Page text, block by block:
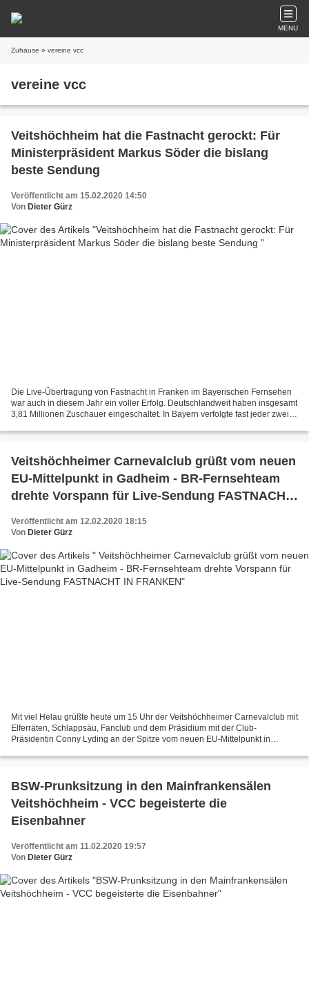
MENU
Zuhause » vereine vcc
vereine vcc
Veitshöchheim hat die Fastnacht gerockt: Für
Ministerpräsident Markus Söder die bislang
beste Sendung
Veröffentlicht am 15.02.2020 14:50
Von Dieter Gürz
Die Live-Übertragung von Fastnacht in Franken im Bayerischen Fernsehen
war auch in diesem Jahr ein voller Erfolg. Deutschlandweit haben insgesamt
3,81 Millionen Zuschauer eingeschaltet. In Bayern verfolgte fast jeder zweite
Veitshöchheimer Carnevalclub grüßt vom neuen
EU-Mittelpunkt in Gadheim - BR-Fernsehteam
drehte Vorspann für Live-Sendung FASTNACHT
Veröffentlicht am 12.02.2020 18:15
Von Dieter Gürz
Mit viel Helau grüßte heute um 15 Uhr der Veitshöchheimer Carnevalclub mit
Elferräten, Schlappsäu, Fanclub und dem Präsidium mit der Club-
Präsidentin Conny Lyding an der Spitze vom neuen EU-Mittelpunkt in
BSW-Prunksitzung in den Mainfrankensälen
Veitshöchheim - VCC begeisterte die
Eisenbahner
Veröffentlicht am 11.02.2020 19:57
Von Dieter Gürz